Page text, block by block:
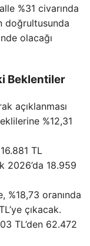
%31 civarında
doğrultusunda
olacağı
Beklentiler
açıklanması
%12,31
TL
2026’da 18.959
%18,73 oranında
çıkacak.
TL’den 62.472